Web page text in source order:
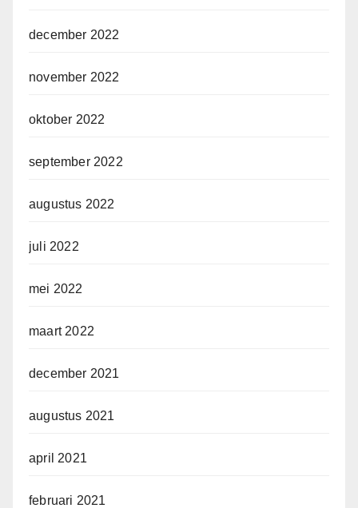
december 2022
november 2022
oktober 2022
september 2022
augustus 2022
juli 2022
mei 2022
maart 2022
december 2021
augustus 2021
april 2021
februari 2021